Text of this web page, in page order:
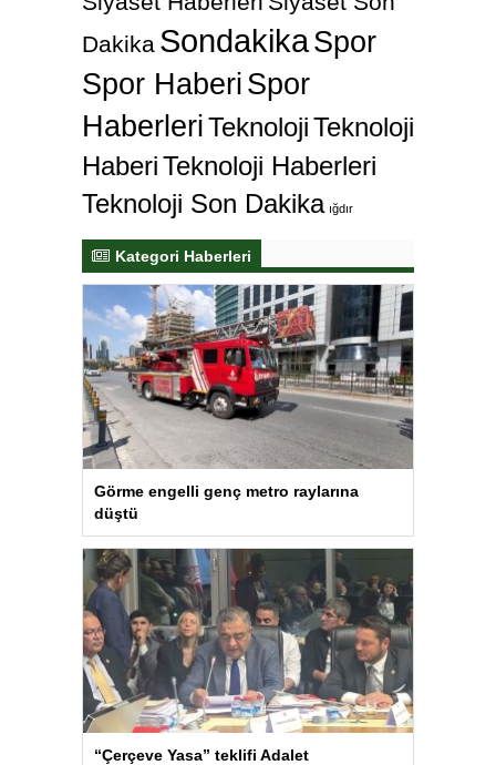
Dakika SondakikaSpor
Spor Haberi Spor
HaberleriTeknolojiTeknoloji
HaberiTeknoloji Haberleri
Teknoloji Son Dakika ığdır
Kategori Haberleri
Görme engelli genç metro raylarına
düştü
“Çerçeve Yasa” teklifi Adalet